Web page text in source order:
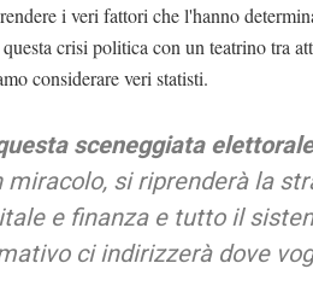
i veri fattori che l'hanno
crisi politica con un teatrino tra
considerare veri statisti.
sceneggiata elettorale
miracolo, si riprenderà la
e finanza e tutto il
ci indirizzerà dove